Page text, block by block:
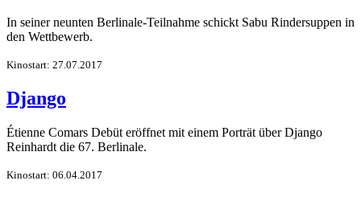
In seiner neunten Berlinale-Teilnahme schickt Sabu Rindersuppen in
den Wettbewerb.
Kinostart: 27.07.2017
Django
Étienne Comars Debüt eröffnet mit einem Porträt über Django
Reinhardt die 67. Berlinale.
Kinostart: 06.04.2017